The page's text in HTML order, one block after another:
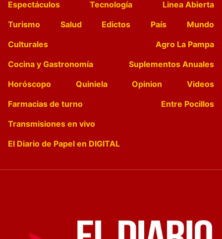
Espectáculos Tecnología
Linea Abierta
Turismo
Salud Edictos País
Mundo
Culturales
Agro La Pampa
Cocina y Gastronomía
Suplementos Anuales
Horóscopo
Quiniela Opinion
Videos
Farmacias de turno
Entre Pocillos
Transmisiones en vivo
El Diario de Papel en DIGITAL